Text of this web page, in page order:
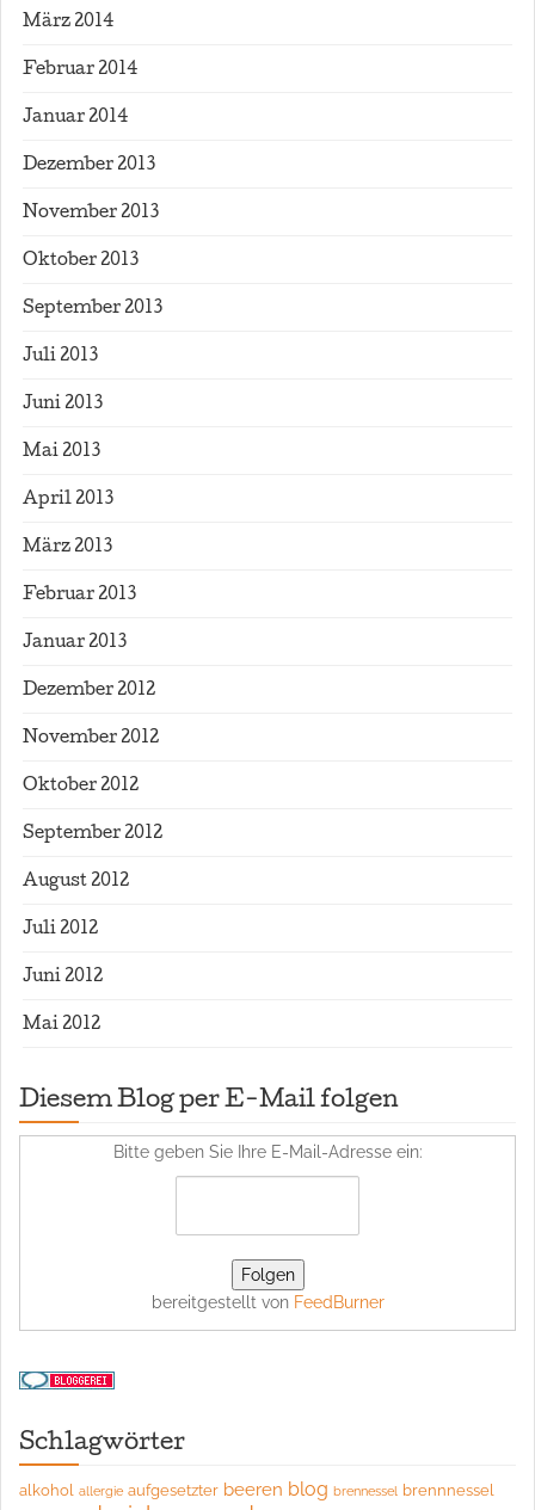
März 2014
Februar 2014
Januar 2014
Dezember 2013
November 2013
Oktober 2013
September 2013
Juli 2013
Juni 2013
Mai 2013
April 2013
März 2013
Februar 2013
Januar 2013
Dezember 2012
November 2012
Oktober 2012
September 2012
August 2012
Juli 2012
Juni 2012
Mai 2012
Diesem Blog per E-Mail folgen
Bitte geben Sie Ihre E-Mail-Adresse ein:
bereitgestellt von FeedBurner
Schlagwörter
alkohol allergie aufgesetzter beeren blog brennessel brennnessel